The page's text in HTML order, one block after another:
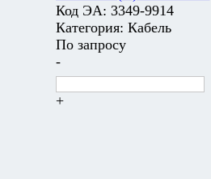
Код ЭА: 3349-9914
Категория: Кабель
По запросу
-
+